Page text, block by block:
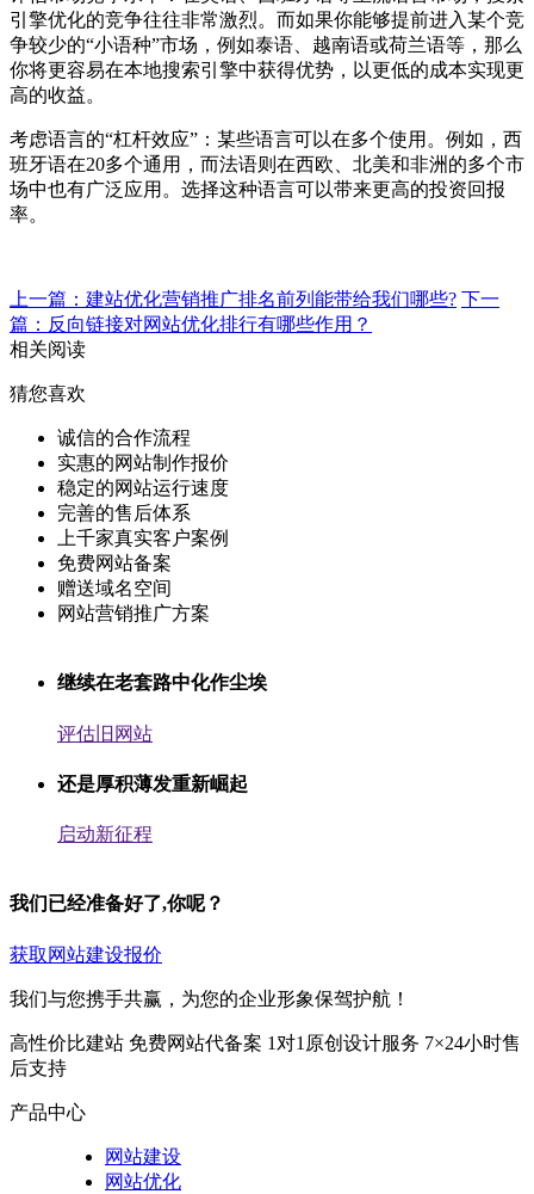
引擎优化的竞争往往非常激烈。而如果你能够提前进入某个竞
争较少的“小语种”市场，例如泰语、越南语或荷兰语等，那么
你将更容易在本地搜索引擎中获得优势，以更低的成本实现更
高的收益。
考虑语言的“杠杆效应”：某些语言可以在多个使用。例如，西
班牙语在20多个通用，而法语则在西欧、北美和非洲的多个市
场中也有广泛应用。选择这种语言可以带来更高的投资回报
率。
上一篇：建站优化营销推广排名前列能带给我们哪些? 下一
篇：反向链接对网站优化排行有哪些作用？
相关阅读
猜您喜欢
诚信的合作流程
实惠的网站制作报价
稳定的网站运行速度
完善的售后体系
上千家真实客户案例
免费网站备案
赠送域名空间
网站营销推广方案
继续在老套路中化作尘埃
评估旧网站
还是厚积薄发重新崛起
启动新征程
我们已经准备好了,你呢？
获取网站建设报价
我们与您携手共赢，为您的企业形象保驾护航！
高性价比建站 免费网站代备案 1对1原创设计服务 7×24小时售
后支持
产品中心
网站建设
网站优化